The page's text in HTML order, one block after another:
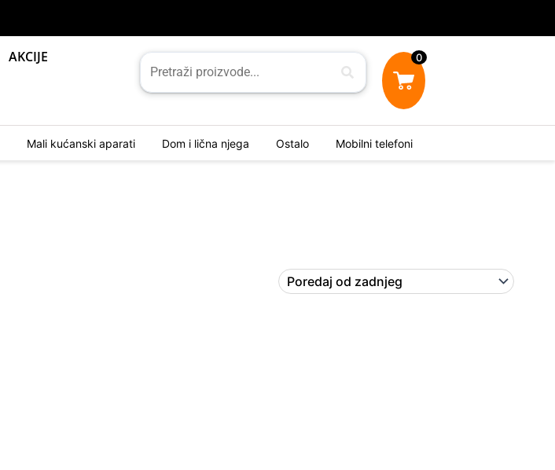
AKCIJE 0
Mali kućanski aparati Dom i lična njega Ostalo Mobilni telefoni